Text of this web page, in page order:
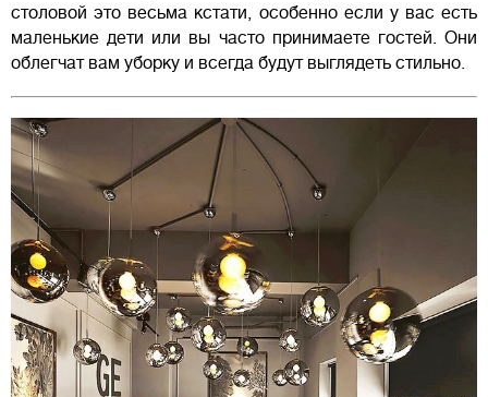
столовой это весьма кстати, особенно если у вас есть
маленькие дети или вы часто принимаете гостей. Они
облегчат вам уборку и всегда будут выглядеть стильно.